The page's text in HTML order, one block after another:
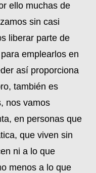
ello muchas de
sin casi
liberar parte de
emplearlos en
así proporciona
también es
nos vamos
en personas que
que viven sin
ni a lo que
menos a lo que